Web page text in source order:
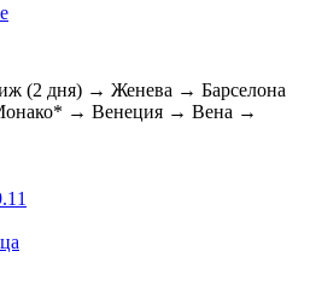
(2 дня) → Женева → Барселона
→ Венеция → Вена →